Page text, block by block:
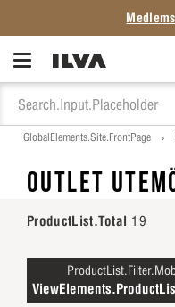
GlobalElements.Site.FrontPage
OUTLET
ProductList.Total 19